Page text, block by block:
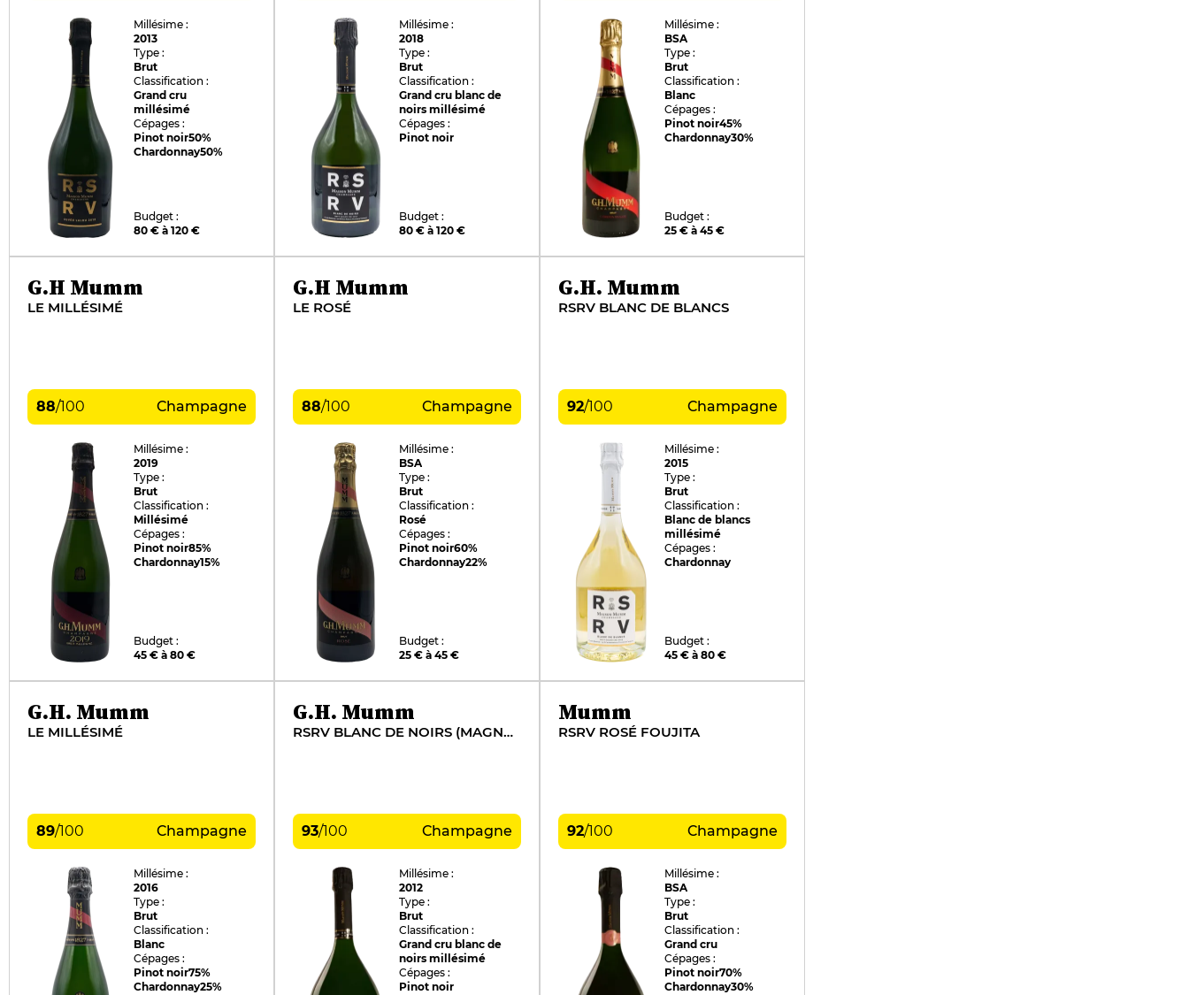
Millésime :
2013
Type :
Brut
Classification :
Grand cru
millésimé
Cépages :
Pinot noir50%
Chardonnay50%
Budget :
80 € à 120 €
Millésime :
2018
Type :
Brut
Classification :
Grand cru blanc de
noirs millésimé
Cépages :
Pinot noir
Budget :
80 € à 120 €
Millésime :
BSA
Type :
Brut
Classification :
Blanc
Cépages :
Pinot noir45%
Chardonnay30%
Budget :
25 € à 45 €
G.H Mumm
LE MILLÉSIMÉ
88/100 Champagne
Millésime :
2019
Type :
Brut
Classification :
Millésimé
Cépages :
Pinot noir85%
Chardonnay15%
Budget :
45 € à 80 €
G.H Mumm
LE ROSÉ
88/100 Champagne
Millésime :
BSA
Type :
Brut
Classification :
Rosé
Cépages :
Pinot noir60%
Chardonnay22%
Budget :
25 € à 45 €
G.H. Mumm
RSRV BLANC DE BLANCS
92/100 Champagne
Millésime :
2015
Type :
Brut
Classification :
Blanc de blancs
millésimé
Cépages :
Chardonnay
Budget :
45 € à 80 €
G.H. Mumm
LE MILLÉSIMÉ
89/100 Champagne
Millésime :
2016
Type :
Brut
Classification :
Blanc
Cépages :
Pinot noir75%
Chardonnay25%
G.H. Mumm
RSRV BLANC DE NOIRS (MAGNUM)
93/100 Champagne
Millésime :
2012
Type :
Brut
Classification :
Grand cru blanc de
noirs millésimé
Cépages :
Pinot noir
Mumm
RSRV ROSÉ FOUJITA
92/100 Champagne
Millésime :
BSA
Type :
Brut
Classification :
Grand cru
Cépages :
Pinot noir70%
Chardonnay30%